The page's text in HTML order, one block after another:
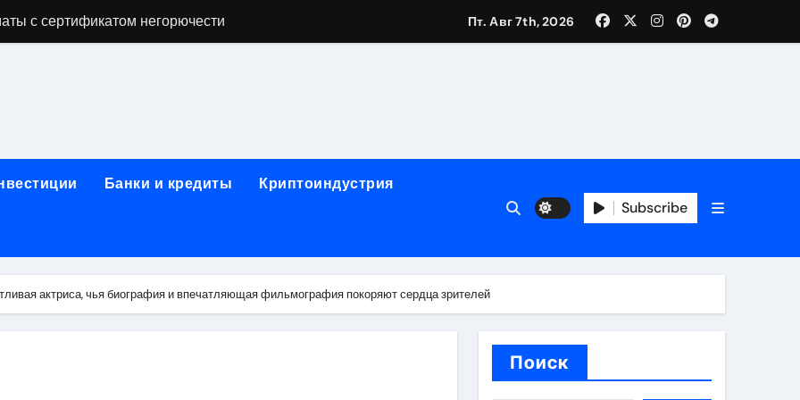
с сертификатом негорючести
и направляющих для конвейерных лент
лотков для хранения электронных компонентов
этапы строительства, проверка застройщика и сценарии оформления сделки
справочная информация о сельскохозяйственных предприятиях
Пт. Авг 7th, 2026
Банки и кредиты Криптоиндустрия
Subscribe
актриса, чья биография и впечатляющая фильмография покоряют сердца зрителей
Поиск